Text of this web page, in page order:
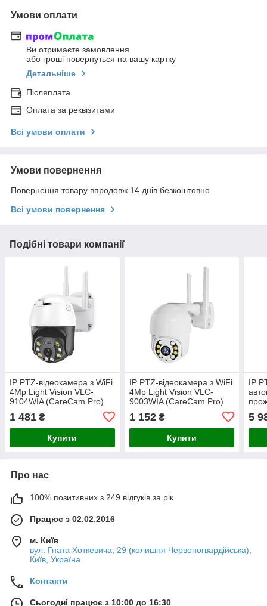
Умови оплати
Ви отримаєте замовлення
або гроші повернуться на вашу картку
Детальніше
Післяплата
Оплата за реквізитами
Всі умови оплати
Умови повернення
Повернення товару впродовж 14 днів безкоштовно
Всі умови повернення
Подібні товари компанії
IP PTZ-відеокамера з WiFi
4Mp Light Vision VLC-
9104WIA (CareCam Pro)
підсвічування, з
мікрофоном (75-00355)
1 481 ₴
Купити
IP PTZ-відеокамера з WiFi
4Mp Light Vision VLC-
9003WIA (CareCam Pro)
підсвічування, з
мікрофоном (75-00356)
1 152₴
Купити
IP
5
Про нас
100% позитивних з 249 відгуків за рік
Працює з 02.02.2016
м. Київ
вул. Гната Хоткевича, 29 (колишня Червоногвардійська),
Київ, Україна
Контакти
Сьогодні працює з 10:00 до 16:30